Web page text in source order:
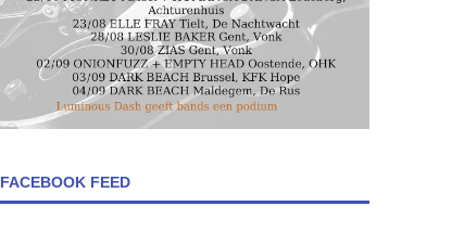
FACEBOOK FEED